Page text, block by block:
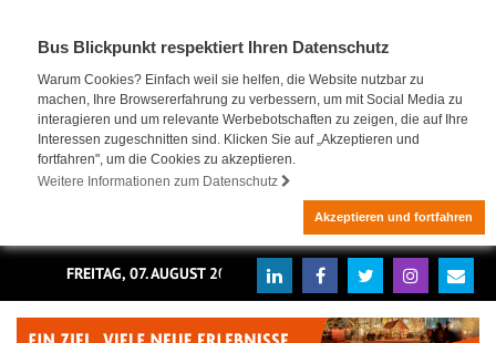
Bus Blickpunkt respektiert Ihren Datenschutz
Warum Cookies? Einfach weil sie helfen, die Website nutzbar zu
machen, Ihre Browsererfahrung zu verbessern, um mit Social Media zu
interagieren und um relevante Werbebotschaften zu zeigen, die auf Ihre
Interessen zugeschnitten sind. Klicken Sie auf „Akzeptieren und
fortfahren", um die Cookies zu akzeptieren.
Weitere Informationen zum Datenschutz
Akzeptieren und fortfahren
FREITAG, 07. AUGUST 2026